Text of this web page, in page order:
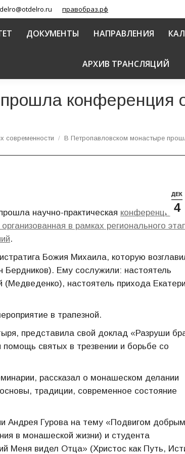
правобраз.рф
ДОКУМЕНТЫ НАПРАВЛЕНИЯ
АРХИВ ТРАНСЛЯЦИЙ
конференция
современности В Петропавловском монастыре
ДЕК
4
научно-практическая конференция
в рамках регионального
.
Божия Михаила, которую
Бердников). Ему сослужили: настоятель
(Медведенко), настоятель прихода
в трапезной.
представила свой доклад «Разруши
святых в трезвении и борьбе со
рассказал о монашеском делании
традиции, современное состояние
Андрея Гурова на тему «Подвигом добрым
в монашеской жизни) и студента
Меня видел Отца» (Христос как Путь,